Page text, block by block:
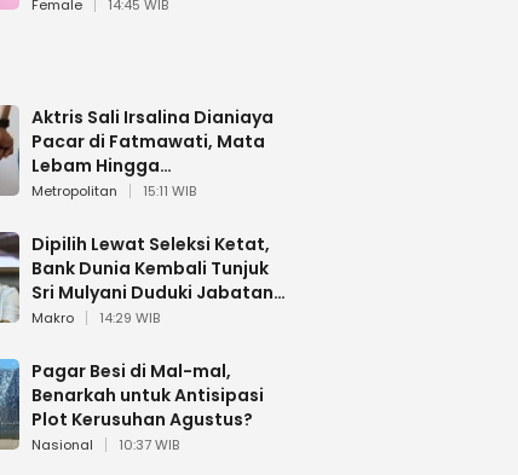
Female 14:45 WIB
Aktris Sali Irsalina Dianiaya
Pacar di Fatmawati, Mata
Lebam Hingga
Diselamatkan Polantas
Metropolitan 15:11 WIB
Dipilih Lewat Seleksi Ketat,
Bank Dunia Kembali Tunjuk
Sri Mulyani Duduki Jabatan
Strategis
Makro 14:29 WIB
Pagar Besi di Mal-mal,
Benarkah untuk Antisipasi
Plot Kerusuhan Agustus?
Nasional 10:37 WIB